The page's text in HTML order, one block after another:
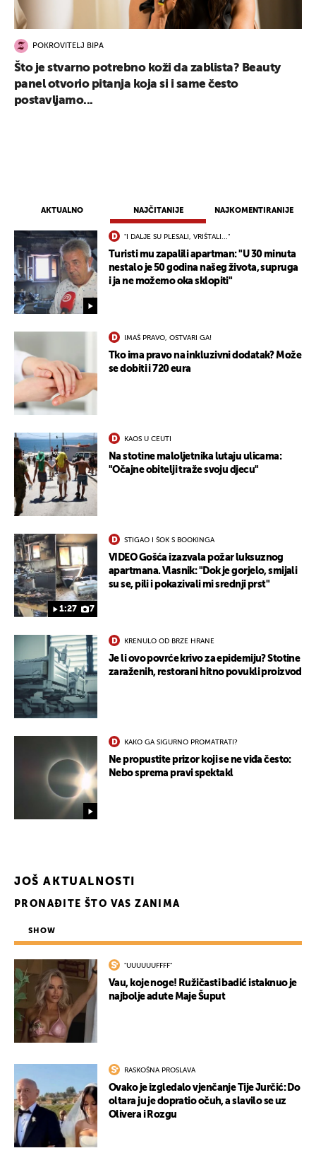
AKTUALNO NAJČITANIJE NAJKOMENTIRANIJE
"I DALJE SU PLESALI, VRIŠTALI..."
Turisti mu zapalili apartman: "U 30 minuta
nestalo je 50 godina našeg života, supruga
i ja ne možemo oka sklopiti"
IMAŠ PRAVO, OSTVARI GA!
Tko ima pravo na inkluzivni dodatak? Može
se dobiti i 720 eura
KAOS U CEUTI
Na stotine maloljetnika lutaju ulicama:
"Očajne obitelji traže svoju djecu"
1:27 7
STIGAO I ŠOK S BOOKINGA
VIDEO Gošća izazvala požar luksuznog
apartmana. Vlasnik: "Dok je gorjelo, smijali
su se, pili i pokazivali mi srednji prst"
KRENULO OD BRZE HRANE
Je li ovo povrće krivo za epidemiju? Stotine
zaraženih, restorani hitno povukli proizvod
KAKO GA SIGURNO PROMATRATI?
Ne propustite prizor koji se ne viđa često:
Nebo sprema pravi spektakl
JOŠ AKTUALNOSTI
POKROVITELJ BIPA
Što je stvarno potrebno koži da zablista? Beauty
panel otvorio pitanja koja si i same često
postavljamo...
PRONAĐITE ŠTO VAS ZANIMA
SHOW
"UUUUUUFFFF"
Vau, koje noge! Ružičasti badić istaknuo je
najbolje adute Maje Šuput
RASKOŠNA PROSLAVA
Ovako je izgledalo vjenčanje Tije Jurčić: Do
oltara ju je dopratio očuh, a slavilo se uz
Olivera i Rozgu